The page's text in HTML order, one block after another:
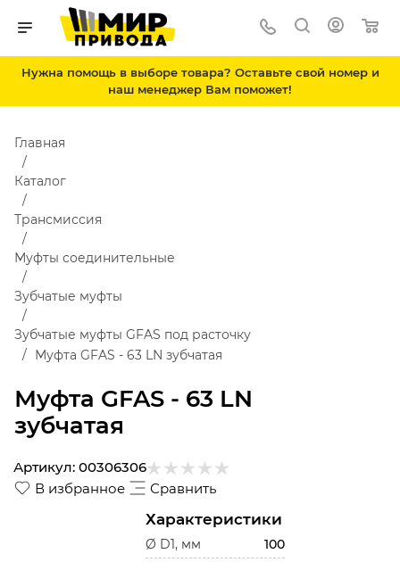
Нужна помощь в выборе товара? Оставьте свой номер и
наш менеджер Вам поможет!
Муфта GFAS - 63 LN
зубчатая
Главная
Каталог
Трансмиссия
Муфты соединительные
Зубчатые муфты
Зубчатые муфты GFAS под расточку
Муфта GFAS - 63 LN зубчатая
В избранное Сравнить
Артикул: 00306306
Характеристики
Ø D1, мм
100